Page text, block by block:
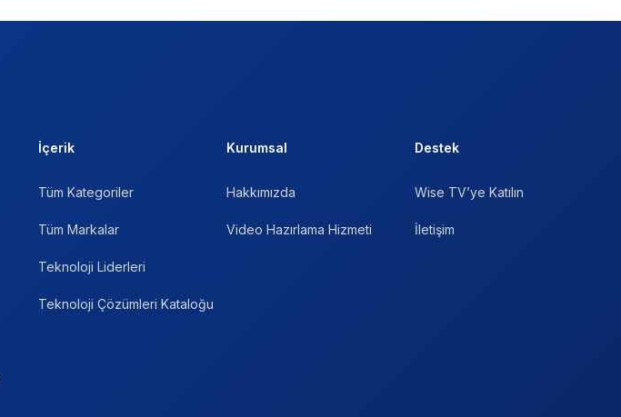
İçerik
Tüm Kategoriler
Tüm Markalar
Teknoloji Liderleri
Teknoloji Çözümleri Kataloğu
Kurumsal
Hakkımızda
Video Hazırlama Hizmeti
Destek
Wise TV’ye Katılın
İletişim